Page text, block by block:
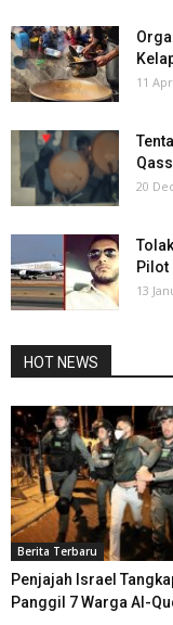
11
20
Pilot
13
HOT NEWS
Berita Terbaru
Penjajah Israel
Panggil 7 Warga Al-